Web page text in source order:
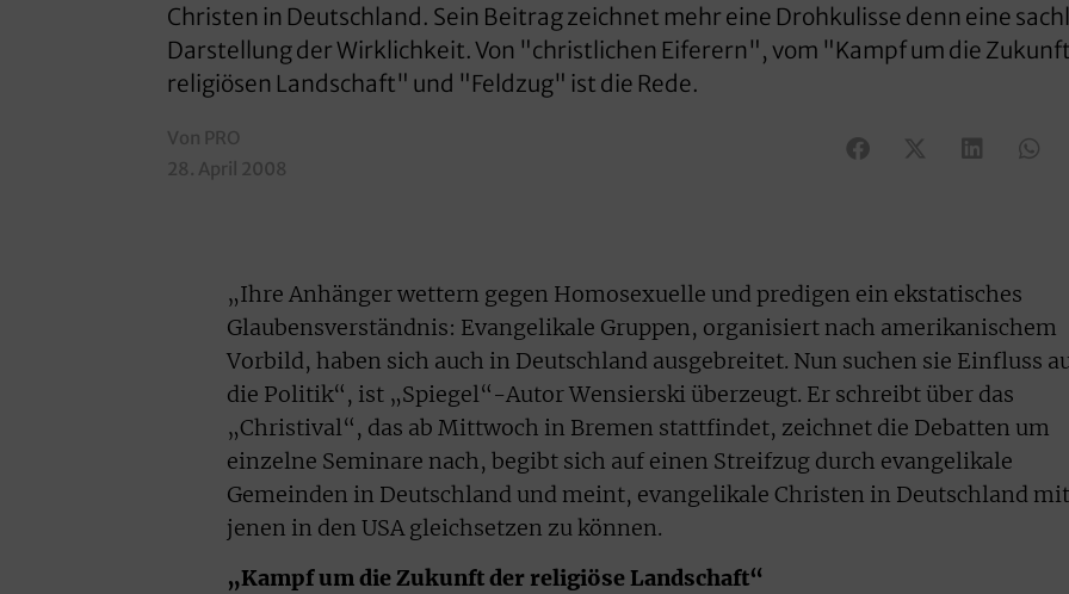
Christen in Deutschland. Sein Beitrag zeichnet mehr eine Drohkulisse denn eine
Darstellung der Wirklichkeit. Von "christlichen Eiferern", vom "Kampf um die
religiösen Landschaft" und "Feldzug" ist die Rede.
Von PRO
28. April 2008
„Ihre Anhänger wettern gegen Homosexuelle und predigen ein ekstatisches
Glaubensverständnis: Evangelikale Gruppen, organisiert nach amerikanischem
Vorbild, haben sich auch in Deutschland ausgebreitet. Nun suchen sie Einfluss
die Politik“, ist „Spiegel“-Autor Wensierski überzeugt. Er schreibt über das
„Christival“, das ab Mittwoch in Bremen stattfindet, zeichnet die Debatten um
einzelne Seminare nach, begibt sich auf einen Streifzug durch evangelikale
Gemeinden in Deutschland und meint, evangelikale Christen in Deutschland mit
jenen in den USA gleichsetzen zu können.
„Kampf um die Zukunft der religiöse Landschaft“